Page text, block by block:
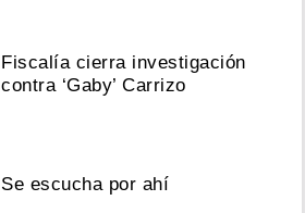
Fiscalía cierra investigación
contra ‘Gaby’ Carrizo
Se escucha por ahí